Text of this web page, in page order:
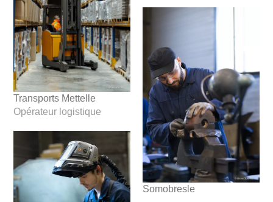
Transports Mettelle
Opérateur logistique
Somobresle